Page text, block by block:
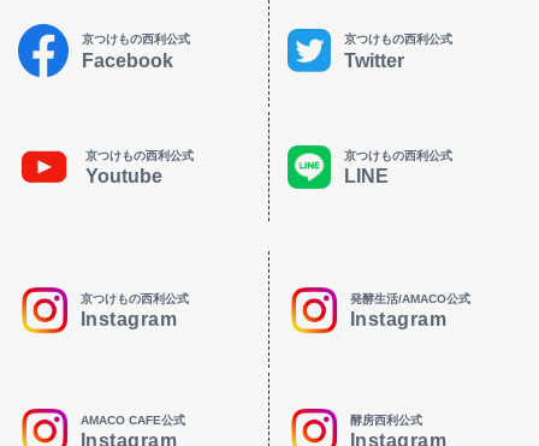
京つけもの西利公式
Facebook
京つけもの西利公式
Twitter
京つけもの西利公式
Youtube
京つけもの西利公式
LINE
京つけもの西利公式
Instagram
発酵生活/AMACO公式
Instagram
AMACO CAFE公式
Instagram
酵房西利公式
Instagram